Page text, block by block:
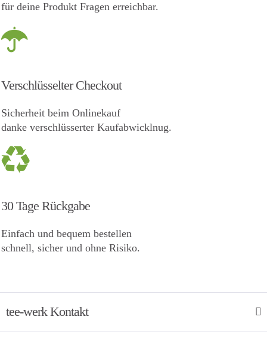
für deine Produkt Fragen erreichbar.
Verschlüsselter Checkout
Sicherheit beim Onlinekauf
danke verschlüsserter Kaufabwicklnug.
30 Tage Rückgabe
Einfach und bequem bestellen
schnell, sicher und ohne Risiko.
tee-werk Kontakt